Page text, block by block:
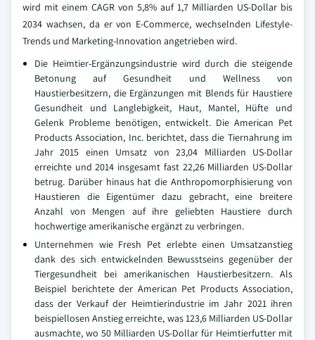
wird mit einem CAGR von 5,8% auf 1,7 Milliarden US-Dollar bis
2034 wachsen, da er von E-Commerce, wechselnden Lifestyle-
Trends und Marketing-Innovation angetrieben wird.
Die Heimtier-Ergänzungsindustrie wird durch die steigende
Betonung auf Gesundheit und Wellness von
Haustierbesitzern, die Ergänzungen mit Blends für Haustiere
Gesundheit und Langlebigkeit, Haut, Mantel, Hüfte und
Gelenk Probleme benötigen, entwickelt. Die American Pet
Products Association, Inc. berichtet, dass die Tiernahrung im
Jahr 2015 einen Umsatz von 23,04 Milliarden US-Dollar
erreichte und 2014 insgesamt fast 22,26 Milliarden US-Dollar
betrug. Darüber hinaus hat die Anthropomorphisierung von
Haustieren die Eigentümer dazu gebracht, eine breitere
Anzahl von Mengen auf ihre geliebten Haustiere durch
hochwertige amerikanische ergänzt zu verbringen.
Unternehmen wie Fresh Pet erlebte einen Umsatzanstieg
dank des sich entwickelnden Bewusstseins gegenüber der
Tiergesundheit bei amerikanischen Haustierbesitzern. Als
Beispiel berichtete der American Pet Products Association,
dass der Verkauf der Heimtierindustrie im Jahr 2021 ihren
beispiellosen Anstieg erreichte, was 123,6 Milliarden US-Dollar
ausmachte, wo 50 Milliarden US-Dollar für Heimtierfutter mit